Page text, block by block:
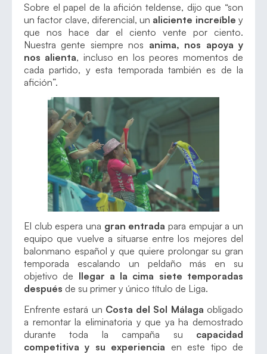
Sobre el papel de la afición teldense, dijo que “son
un factor clave, diferencial, un aliciente increíbley
que nos hace dar el ciento vente por ciento.
Nuestra gente siempre nos anima, nos apoya y
nos alienta, incluso en los peores momentos de
cada partido, y esta temporada también es de la
afición”.
El club espera una gran entrada para empujar a un
equipo que vuelve a situarse entre los mejores del
balonmano español y que quiere prolongar su gran
temporada escalando un peldaño más en su
objetivo de llegar a la cima siete temporadas
después de su primer y único título de Liga.
Enfrente estará un Costa del Sol Málaga obligado
a remontar la eliminatoria y que ya ha demostrado
durante toda la campaña su capacidad
competitiva y su experiencia en este tipo de